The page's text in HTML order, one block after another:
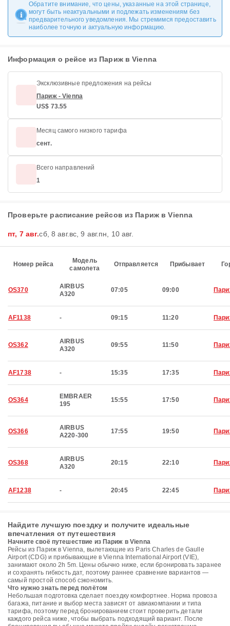
Обратите внимание, что цены, указанные на этой странице,
могут быть неактуальными и подлежать изменениям без
предварительного уведомления. Мы стремимся предоставить
наиболее точную и актуальную информацию.
Информация о рейсе из Париж в Vienna
Эксклюзивные предложения на рейсы
Париж - Vienna
US$ 73.55
Месяц самого низкого тарифа
сент.
Всего направлений
1
Проверьте расписание рейсов из Париж в Vienna
пт, 7 авг.сб, 8 авг.вс, 9 авг.пн, 10 авг.
Номер рейса
Модель
самолета
Отправляется Прибывает
OS370
AIRBUS
A320
07:05 09:00
AF1138 - 09:15 11:20
OS362
AIRBUS
A320
09:55 11:50
AF1738 - 15:35 17:35
OS364
EMBRAER
195
15:55 17:50
OS366
AIRBUS
A220-300
17:55 19:50
OS368
AIRBUS
A320
20:15 22:10
AF1238 - 20:45 22:45
Найдите лучшую поездку и получите идеальные
впечатления от путешествия
Начните своё путешествие из Париж в Vienna
Рейсы из Париж в Vienna, вылетающие из Paris Charles de Gaulle
Airport (CDG) и прибывающие в Vienna International Airport (VIE),
занимают около 2h 5m. Цены обычно ниже, если бронировать заранее
и сохранять гибкость дат, поэтому раннее сравнение вариантов —
самый простой способ сэкономить.
Что нужно знать перед полётом
Небольшая подготовка сделает поездку комфортнее. Норма провоза
багажа, питание и выбор места зависят от авиакомпании и типа
тарифа, поэтому перед бронированием стоит проверить детали
каждого рейса ниже, чтобы выбрать подходящий вариант. После